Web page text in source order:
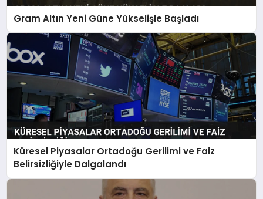
Gram Altın Yeni Güne Yükselişle Başladı
Küresel Piyasalar Ortadoğu Gerilimi ve Faiz
Belirsizliğiyle Dalgalandı